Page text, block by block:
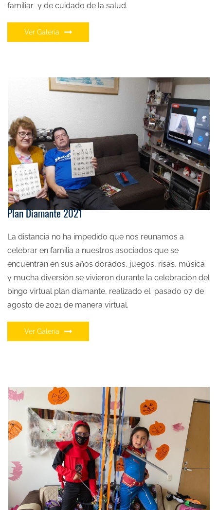
familiar y de cuidado de la salud.
Ver Galería
Plan Diamante 2021
La distancia no ha impedido que nos reunamos a
celebrar en familia a nuestros asociados que se
encuentran en sus años dorados, juegos, risas, música
y mucha diversión se vivieron durante la celebración del
bingo virtual plan diamante, realizado el pasado 07 de
agosto de 2021 de manera virtual.
Ver Galería